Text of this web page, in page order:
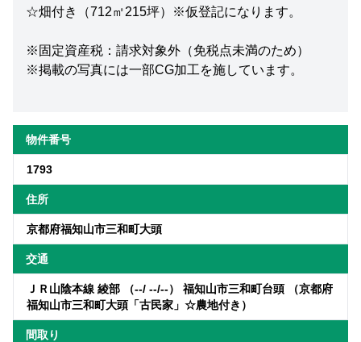
☆畑付き（712㎡215坪）※仮登記になります。
※固定資産税：請求対象外（免税点未満のため）
※掲載の写真には一部CG加工を施しています。
物件番号
1793
住所
京都府福知山市三和町大頭
交通
ＪＲ山陰本線 綾部 （--/ --/--） 福知山市三和町台頭 （京都府
福知山市三和町大頭「古民家」☆農地付き）
間取り